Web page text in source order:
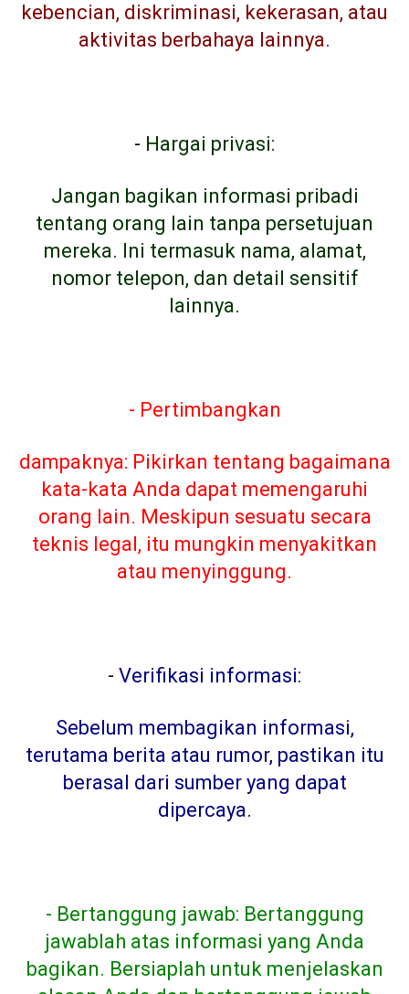
kebencian, diskriminasi, kekerasan, atau
aktivitas berbahaya lainnya.
- Hargai privasi:
Jangan bagikan informasi pribadi
tentang orang lain tanpa persetujuan
mereka. Ini termasuk nama, alamat,
nomor telepon, dan detail sensitif
lainnya.
- Pertimbangkan
dampaknya: Pikirkan tentang bagaimana
kata-kata Anda dapat memengaruhi
orang lain. Meskipun sesuatu secara
teknis legal, itu mungkin menyakitkan
atau menyinggung.
- Verifikasi informasi:
Sebelum membagikan informasi,
terutama berita atau rumor, pastikan itu
berasal dari sumber yang dapat
dipercaya.
- Bertanggung jawab: Bertanggung
jawablah atas informasi yang Anda
bagikan. Bersiaplah untuk menjelaskan